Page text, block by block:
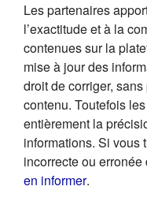
Les partenaires
l’exactitude et à la
contenues sur la
mise à jour des
droit de corriger,
contenu. Toutefois
entièrement la
informations. Si vous
incorrecte ou
en informer(s'ouvre
.